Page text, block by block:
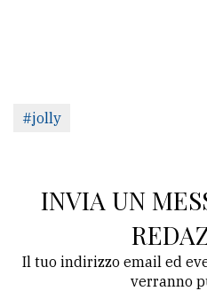
#jolly
INVIA UN
Il tuo indirizzo email ed
verranno